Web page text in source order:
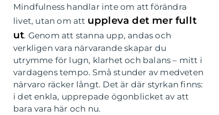
Mindfulness handlar inte om att förändra
livet, utan om att uppleva det mer fullt
ut. Genom att stanna upp, andas och
verkligen vara närvarande skapar du
utrymme för lugn, klarhet och balans – mitt i
vardagens tempo. Små stunder av medveten
närvaro räcker långt. Det är där styrkan finns:
i det enkla, upprepade ögonblicket av att
bara vara här och nu.